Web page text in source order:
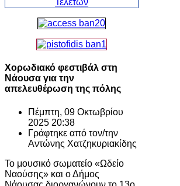
Χορωδιακό φεστιβάλ στη
Νάουσα για την
απελευθέρωση της πόλης
Πέμπτη, 09 Οκτωβρίου
2025 20:38
Γράφτηκε από τον/την
Αντώνης Χατζηκυριακίδης
Το μουσικό σωματείο «Ωδείο
Ναούσης» και ο Δήμος